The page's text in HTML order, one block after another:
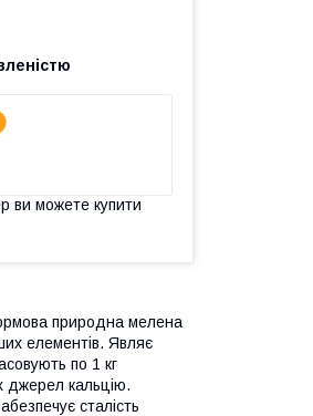
ви можете купити
природна мелена
елементів. Являє
по 1 кг
кальцію.
сталість